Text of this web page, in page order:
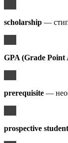
scholarship —
GPA (Grade Point
prerequisite —
prospective student